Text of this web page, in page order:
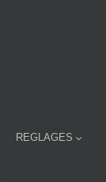
cti.fr
brasserie.fr
FOUASSIÈRE
REGLAGES